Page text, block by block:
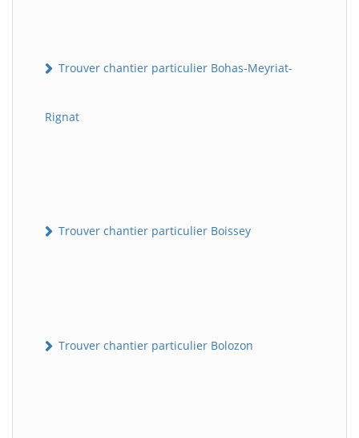
Trouver chantier particulier Bohas-Meyriat-
Rignat
Trouver chantier particulier Boissey
Trouver chantier particulier Bolozon